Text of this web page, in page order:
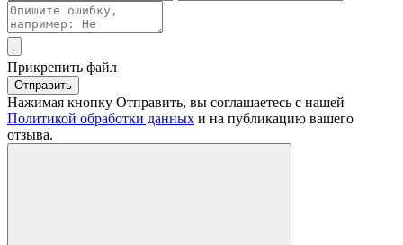
Прикрепить файл
Отправить
Нажимая кнопку Отправить, вы соглашаетесь с нашей
Политикой обработки данных и на публикацию вашего
отзыва.